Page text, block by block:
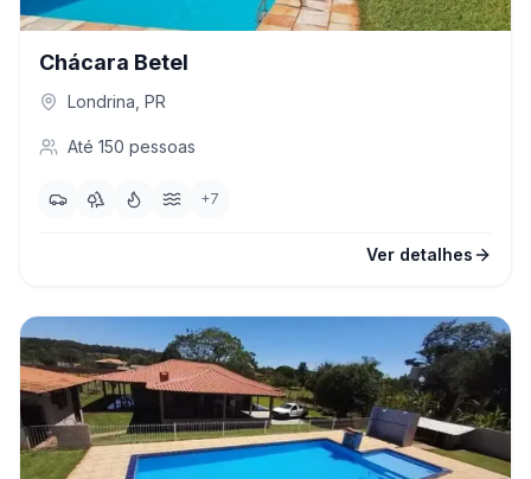
Chácara Betel
Londrina PR
Até 150 pessoas
+7
Ver detalhes